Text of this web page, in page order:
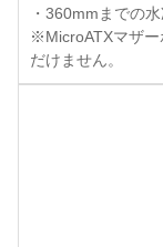
・360mmまでの
※MicroATXマザー
だけません。